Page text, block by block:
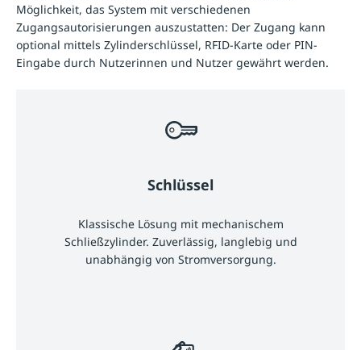
Möglichkeit, das System mit verschiedenen
Zugangsautorisierungen auszustatten: Der Zugang kann
optional mittels Zylinderschlüssel, RFID-Karte oder PIN-
Eingabe durch Nutzerinnen und Nutzer gewährt werden.
Schlüssel
Klassische Lösung mit mechanischem
Schließzylinder. Zuverlässig, langlebig und
unabhängig von Stromversorgung.